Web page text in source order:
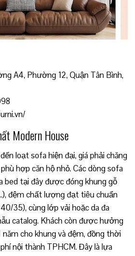
A4, Phường 12, Quận Tân Bình,
Modern House
loạt sofa hiện đại, giá phải chăng
hợp căn hộ nhỏ. Các dòng sofa
bed tại đây được đóng khung gỗ
đệm chất lượng đạt tiêu chuẩn
35), cùng lớp vải hoặc da đa
catalog. Khách còn được hưởng
năm cho khung và đệm, đồng thời
nội thành TPHCM. Đây là lựa